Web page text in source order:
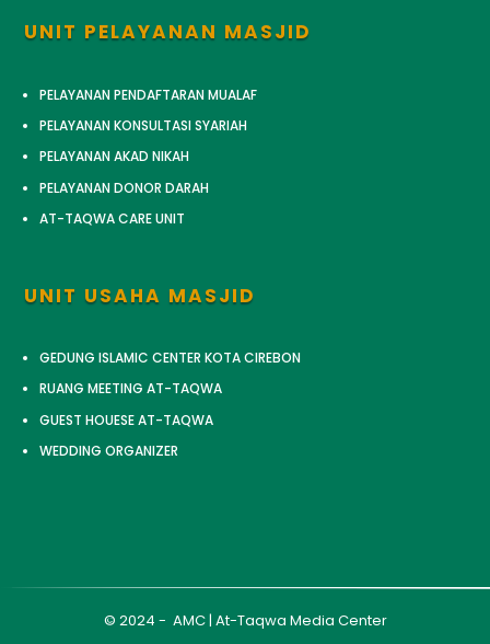
UNIT PELAYANAN MASJID
PELAYANAN PENDAFTARAN MUALAF
PELAYANAN KONSULTASI SYARIAH
PELAYANAN AKAD NIKAH
PELAYANAN DONOR DARAH
AT-TAQWA CARE UNIT
UNIT USAHA MASJID
GEDUNG ISLAMIC CENTER KOTA CIREBON
RUANG MEETING AT-TAQWA
GUEST HOUESE AT-TAQWA
WEDDING ORGANIZER
© 2024 - AMC | At-Taqwa Media Center